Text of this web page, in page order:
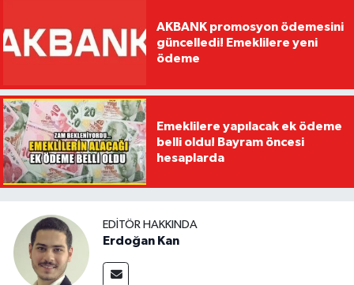
AKBANK promosyon ödemesini
güncelledi! Emeklilere yeni
ödeme
Emeklilere yapılacak ek ödeme
belli oldu! Bayram öncesi
hesaplarda
EDITÖR HAKKINDA
Erdoğan Kan